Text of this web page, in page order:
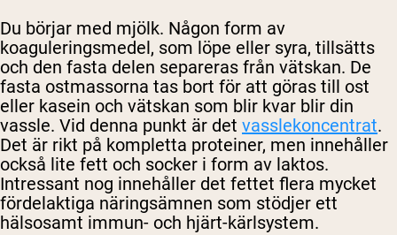
Du börjar med mjölk. Någon form av
koaguleringsmedel, som löpe eller syra, tillsätts
och den fasta delen separeras från vätskan. De
fasta ostmassorna tas bort för att göras till ost
eller kasein och vätskan som blir kvar blir din
vassle. Vid denna punkt är det vasslekoncentrat.
Det är rikt på kompletta proteiner, men innehåller
också lite fett och socker i form av laktos.
Intressant nog innehåller det fettet flera mycket
fördelaktiga näringsämnen som stödjer ett
hälsosamt immun- och hjärt-kärlsystem.